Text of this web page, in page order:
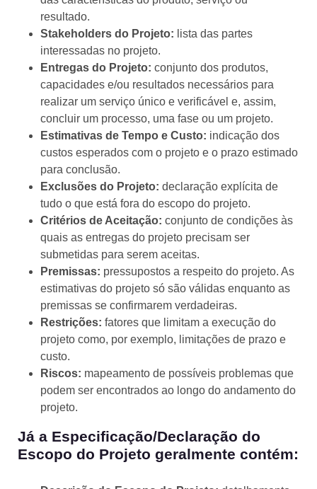
resultado.
Stakeholders do Projeto: lista das partes
interessadas no projeto.
Entregas do Projeto: conjunto dos produtos,
capacidades e/ou resultados necessários para
realizar um serviço único e verificável e, assim,
concluir um processo, uma fase ou um projeto.
Estimativas de Tempo e Custo: indicação dos
custos esperados com o projeto e o prazo estimado
para conclusão.
Exclusões do Projeto: declaração explícita de
tudo o que está fora do escopo do projeto.
Critérios de Aceitação: conjunto de condições às
quais as entregas do projeto precisam ser
submetidas para serem aceitas.
Premissas: pressupostos a respeito do projeto. As
estimativas do projeto só são válidas enquanto as
premissas se confirmarem verdadeiras.
Restrições: fatores que limitam a execução do
projeto como, por exemplo, limitações de prazo e
custo.
Riscos: mapeamento de possíveis problemas que
podem ser encontrados ao longo do andamento do
projeto.
Já a Especificação/Declaração do
Escopo do Projeto geralmente contém: